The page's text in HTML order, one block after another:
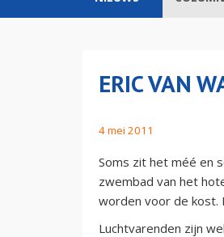
ERIC VAN
4 mei 2011
Soms zit het méé en
zwembad van het
worden voor de kost.
Luchtvarenden zijn